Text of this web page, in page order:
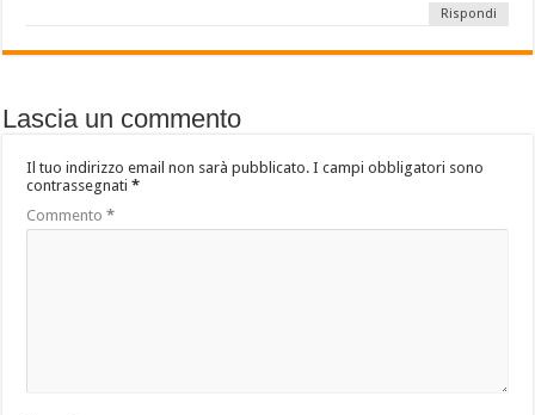
Rispondi
Lascia un commento
Il tuo indirizzo email non sarà pubblicato. I campi obbligatori sono
contrassegnati*
Commento*